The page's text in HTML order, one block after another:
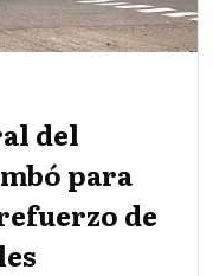
del
para
de